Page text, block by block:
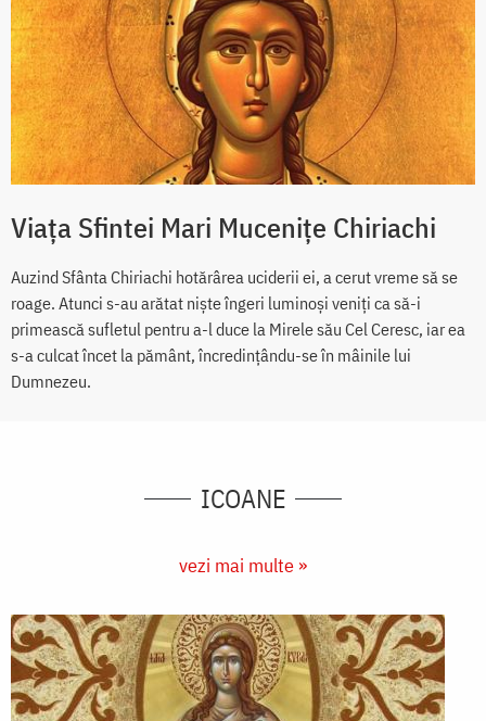
Viața Sfintei Mari Mucenițe Chiriachi
Auzind Sfânta Chiriachi hotărârea uciderii ei, a cerut vreme să se
roage. Atunci s-au arătat niște îngeri luminoși veniți ca să-i
primească sufletul pentru a-l duce la Mirele său Cel Ceresc, iar ea
s-a culcat încet la pământ, încredințându-se în mâinile lui
Dumnezeu.
ICOANE
vezi mai multe »